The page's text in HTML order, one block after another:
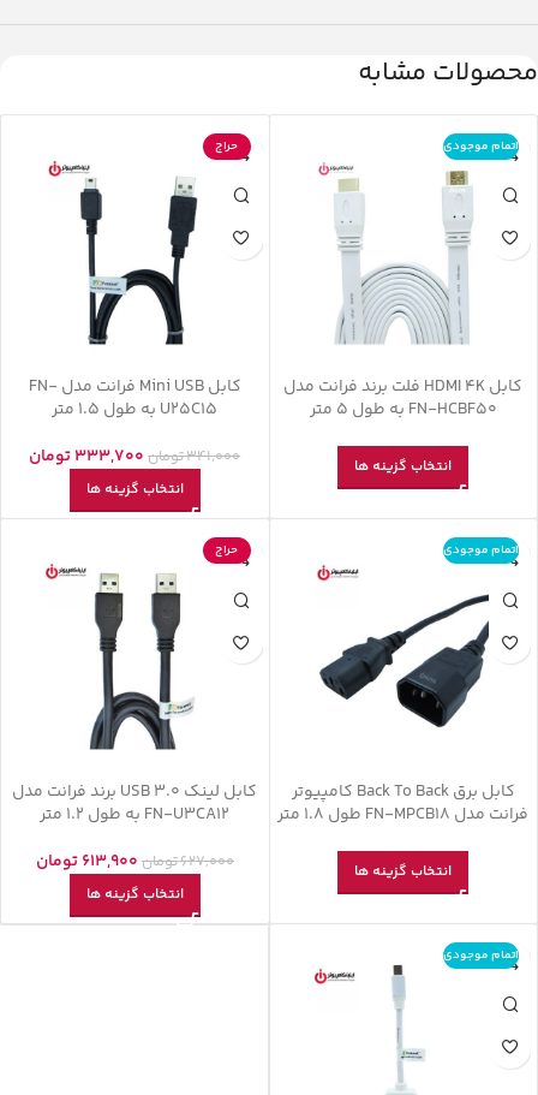
محصولات مشابه
اتمام موجودی
کابل HDMI 4K فلت برند فرانت مدل
FN-HCBF50 به طول 5 متر
انتخاب گزینه ها
حراج
کابل Mini USB فرانت مدل FN-
U25C15 به طول 1.5 متر
341,000تومان 333,700تومان
انتخاب گزینه ها
اتمام موجودی
کابل برق Back To Back کامپیوتر
فرانت مدل FN-MPCB18 طول 1.8 متر
انتخاب گزینه ها
حراج
کابل لینک USB 3.0 برند فرانت مدل
FN-U3CA12 به طول 1.2 متر
627,000تومان 613,900تومان
انتخاب گزینه ها
اتمام موجودی